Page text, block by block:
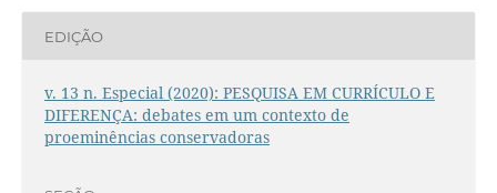
EDIÇÃO
v. 13 n. Especial (2020): PESQUISA EM CURRÍCULO E
DIFERENÇA: debates em um contexto de
proeminências conservadoras